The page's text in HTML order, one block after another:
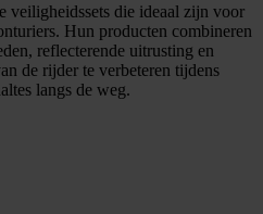
veiligheidssets die ideaal zijn voor
Hun producten combineren
reflecterende uitrusting en
de rijder te verbeteren tijdens
langs de weg.